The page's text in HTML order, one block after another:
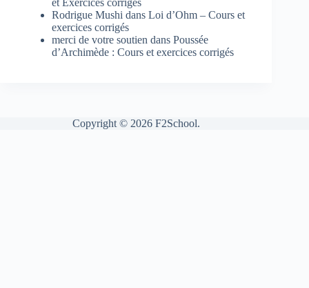
et Exercices corrigés
Rodrigue Mushi dans Loi d’Ohm – Cours et
exercices corrigés
merci de votre soutien dans Poussée
d’Archimède : Cours et exercices corrigés
Copyright © 2026 F2School.